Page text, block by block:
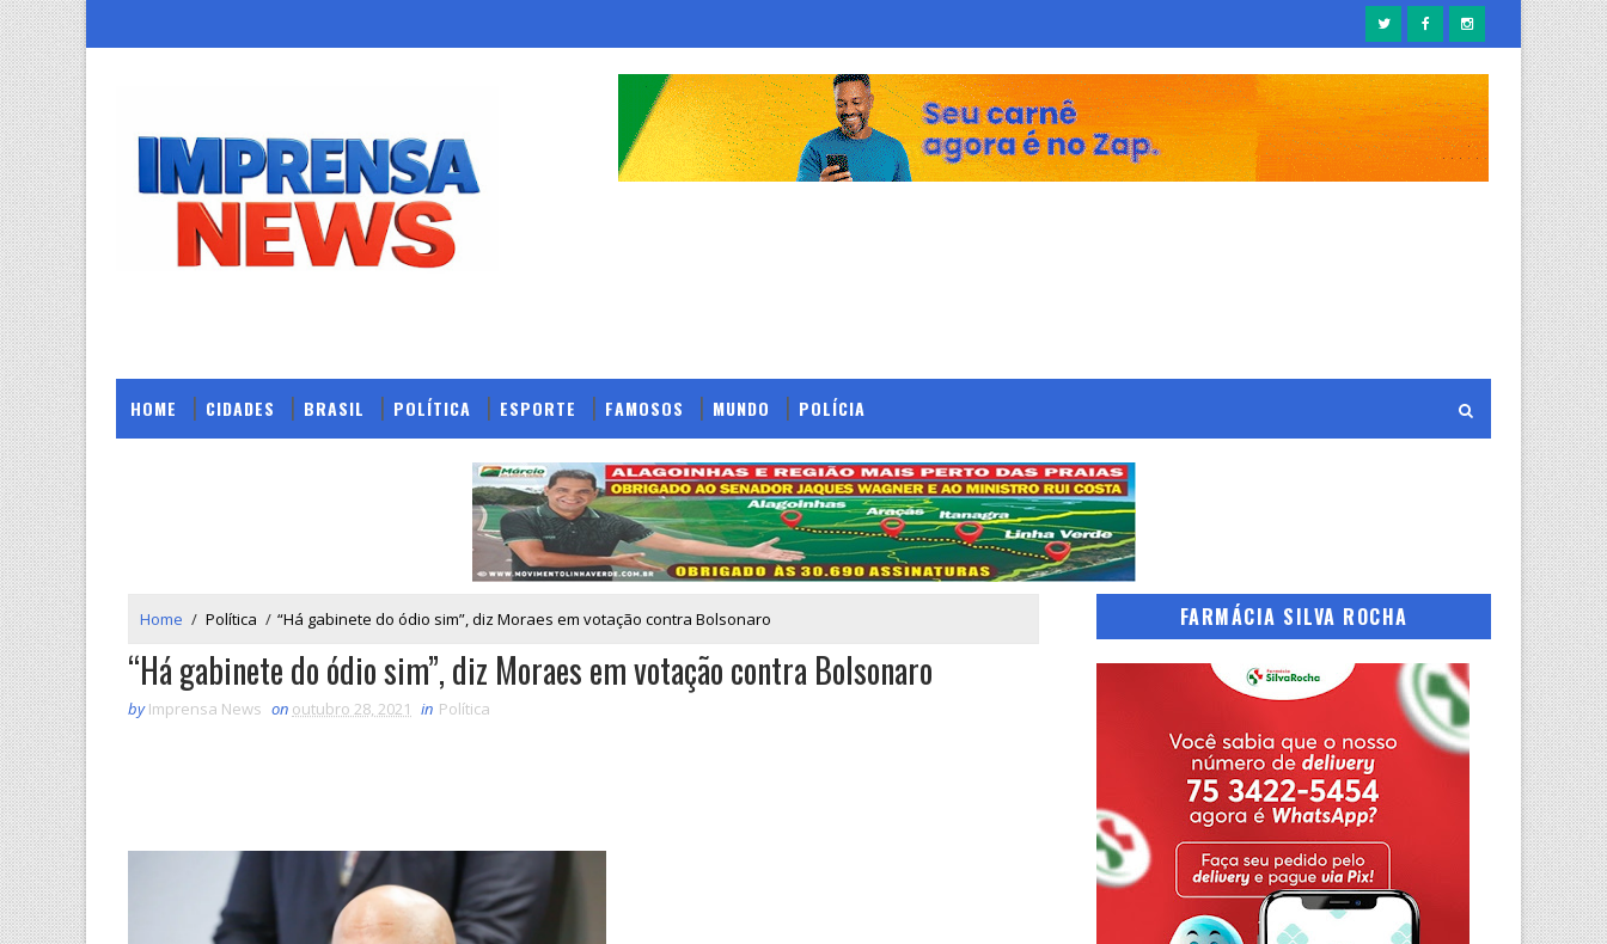
HOME CIDADES BRASIL POLÍTICA ESPORTE FAMOSOS MUNDO POLÍCIA
Home / Política / “Há gabinete do ódio sim”, diz Moraes em votação contra Bolsonaro
“Há gabinete do ódio sim”, diz Moraes em votação contra Bolsonaro
by Imprensa News on outubro 28, 2021 in Política
FARMÁCIA SILVA ROCHA